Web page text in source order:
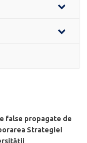
false propagate de
Strategiei